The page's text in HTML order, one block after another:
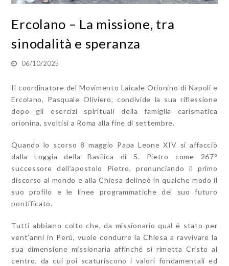
Ercolano – La missione, tra
sinodalità e speranza
06/10/2025
Il coordinatore del Movimento Laicale Orionino di Napoli e
Ercolano, Pasquale Oliviero, condivide la sua riflessione
dopo gli esercizi spirituali della famiglia carismatica
orionina, svoltisi a Roma alla fine di settembre.
Quando lo scorso 8 maggio Papa Leone XIV si affacciò
dalla Loggia della Basilica di S. Pietro come 267°
successore dell’apostolo Pietro, pronunciando il primo
discorso al mondo e alla Chiesa delineò in qualche modo il
suo profilo e le linee programmatiche del suo futuro
pontificato.
Tutti abbiamo colto che, da missionario qual è stato per
vent’anni in Perù, vuole condurre la Chiesa a ravvivare la
sua dimensione missionaria affinché si rimetta Cristo al
centro, da cui poi scaturiscono i valori fondamentali ed